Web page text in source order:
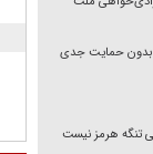
بدون حمایت جدی
تنگه هرمز نیست